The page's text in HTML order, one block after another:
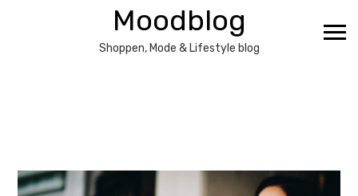
Moodblog
Shoppen, Mode & Lifestyle blog